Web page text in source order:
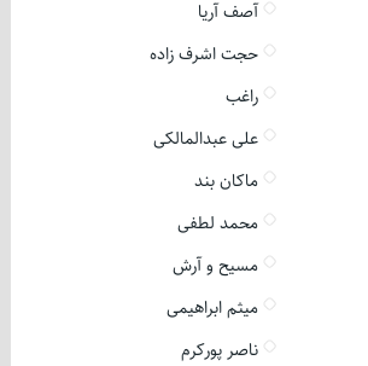
آصف آریا
حجت اشرف زاده
راغب
علی عبدالمالکی
ماکان بند
محمد لطفی
مسیح و آرش
میثم ابراهیمی
ناصر پورکرم